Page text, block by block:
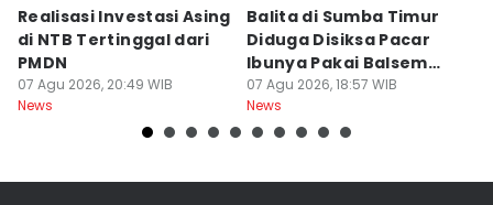
Realisasi Investasi Asing
di NTB Tertinggal dari
PMDN
07 Agu 2026, 20:49 WIB
News
Balita di Sumba Timur
Diduga Disiksa Pacar
Ibunya Pakai Balsem
dan Cabai
07 Agu 2026, 18:57 WIB
News